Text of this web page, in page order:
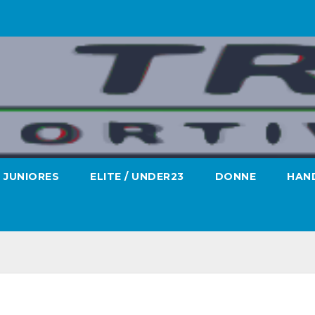
JUNIORES ELITE / UNDER23 DONNE